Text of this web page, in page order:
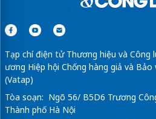
Tạp chí điện tử Thương hiệu và Công
ương Hiệp hội Chống hàng giả và
(Vatap)
Tòa soạn: Ngõ 56/ B5D6 Trương
Thành phố Hà Nội